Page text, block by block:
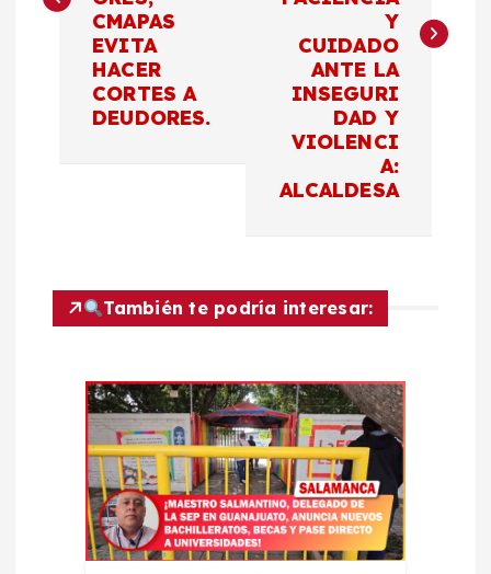
e
ó
n
CMAPAS
EVITA
HACER
CORTES A
DEUDORES.
Y
CUIDADO
ANTE LA
INSEGURI
DAD Y
VIOLENCI
A:
ALCALDESA
También te podría interesar: